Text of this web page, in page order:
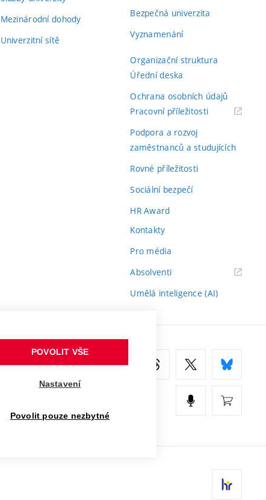
Mezinárodní dohody
Univerzitní sítě
Bezpečná univerzita
Vyznamenání
Organizační struktura
Úřední deska
Ochrana osobních údajů
Pracovní příležitosti(externí
Podpora a rozvoj
zaměstnanců a studujících
Rovné příležitosti
Sociální bezpečí
HR Award
Kontakty
Pro média
Absolventi(externí
Umělá inteligence (AI)
POVOLIT VŠE
Nastavení
Povolit pouze nezbytné